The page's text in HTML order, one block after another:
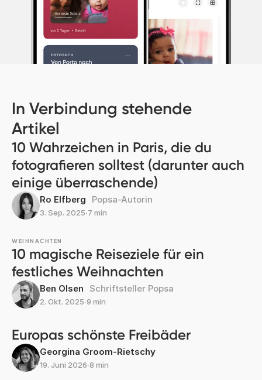
In Verbindung stehende
Artikel
10 Wahrzeichen in Paris, die du
fotografieren solltest (darunter auch
einige überraschende)
Ro Elfberg Popsa-Autorin
3. Sep. 2025∙7 min
WEIHNACHTEN
10 magische Reiseziele für ein
festliches Weihnachten
Ben Olsen Schriftsteller Popsa
2. Okt. 2025∙9 min
Europas schönste Freibäder
Georgina Groom-Rietschy
19. Juni 2026∙8 min